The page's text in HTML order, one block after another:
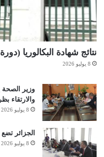
نتائج شهادة البكالوريا (دورة 2026) الأحد المقبل
8 يوليو 2026
وزير الصحة
والارتقاء
8 يوليو 2026
الجزائر
8 يوليو 2026